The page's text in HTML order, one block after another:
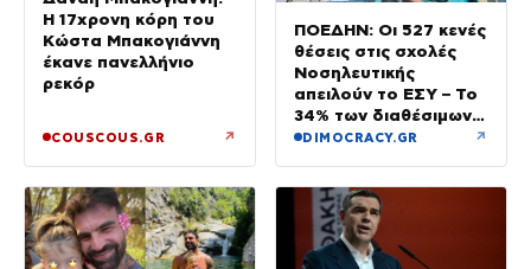
Η 17χρονη κόρη του
Κώστα Μπακογιάννη
έκανε πανελλήνιο
ρεκόρ
COUSCOUS.GR ↗
ΠΟΕΔΗΝ: Οι 527 κενές
θέσεις στις σχολές
Νοσηλευτικής
απειλούν το ΕΣΥ – Το
34% των διαθέσιμων
δεν καλύφθηκε
DIMOCRACY.GR ↗